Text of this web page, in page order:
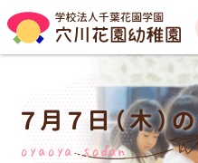
７月７日（木）
oyaoya sodan